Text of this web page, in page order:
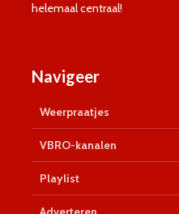
helemaal centraal!
Navigeer
Weerpraatjes
VBRO-kanalen
Playlist